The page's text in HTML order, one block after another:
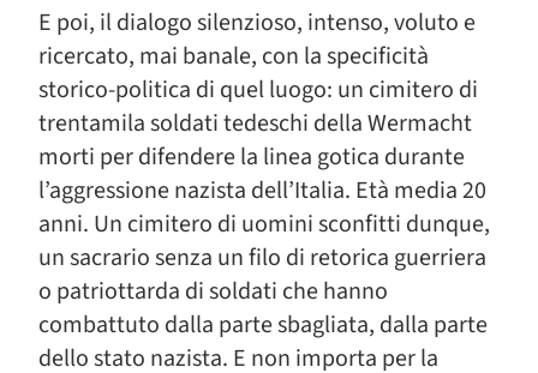
E poi, il dialogo silenzioso, intenso, voluto e
ricercato, mai banale, con la specificità
storico-politica di quel luogo: un cimitero di
trentamila soldati tedeschi della Wermacht
morti per difendere la linea gotica durante
l’aggressione nazista dell’Italia. Età media 20
anni. Un cimitero di uomini sconfitti dunque,
un sacrario senza un filo di retorica guerriera
o patriottarda di soldati che hanno
combattuto dalla parte sbagliata, dalla parte
dello stato nazista. E non importa per la